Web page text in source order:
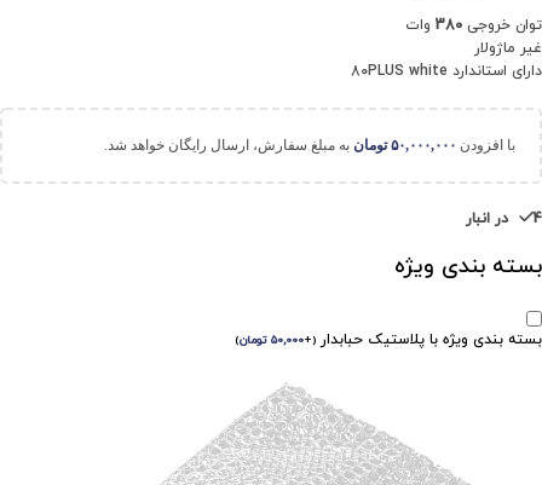
توان خروجی 380 وات
غیر ماژولار
دارای استاندارد 80PLUS white
با افزودن ۵۰,۰۰۰,۰۰۰ تومان به مبلغ سفارش، ارسال رایگان خواهد شد.
4 در انبار
بسته بندی ویژه
بسته بندی ویژه با پلاستیک حبابدار (
+۵۰,۰۰۰ تومان)